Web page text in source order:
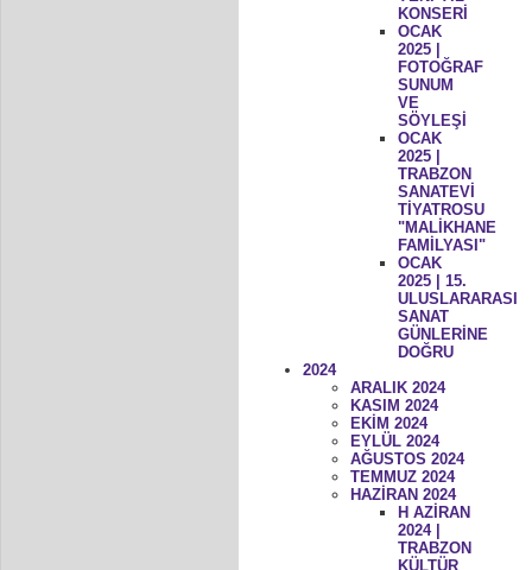
KONSERİ
OCAK
2025 |
FOTOĞRAF
SUNUM
VE
SÖYLEŞİ
OCAK
2025 |
TRABZON
SANATEVİ
TİYATROSU
"MALİKHANE
FAMİLYASI"
OCAK
2025 | 15.
ULUSLARARASI
SANAT
GÜNLERİNE
DOĞRU
2024
ARALIK 2024
KASIM 2024
EKİM 2024
EYLÜL 2024
AĞUSTOS 2024
TEMMUZ 2024
HAZİRAN 2024
H AZİRAN
2024 |
TRABZON
KÜLTÜR